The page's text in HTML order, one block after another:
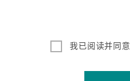
我已阅读并同意